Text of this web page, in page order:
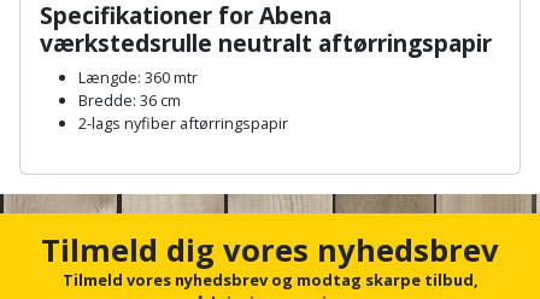
Grundmursplader
Hardieplank
brædder
Hemsestige
Komposit
Glasløfter
Glasskærer
og
-
hammer
Bordrundsav
Bore-
skruemaskine
Borehammer
Boremaskinetilbehør
og
kædesav
tilbehør
Pælebor
Plæneklipper
Plæneklipper
tilbehør
Camping
Damprengøring
Dørmåtte
Dørrist
Drivhus
indeklima
Aktiviteter
Specifikationer for Abena
værkstedsrulle neutralt aftørringspapir
Længde: 360 mtr
Bredde: 36 cm
2-lags nyfiber aftørringspapir
c
Tilmeld dig vores nyhedsbrev
Tilmeld vores nyhedsbrev og modtag skarpe tilbud,